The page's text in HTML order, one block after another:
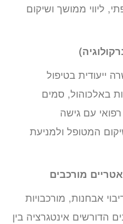
ליווי ממושך ושיקום
ייעודית בטיפול
באלכוהול, סמים
עם גישה
המטופל ולמניעת
מורכבים
אבחנות, מורכבויות
הדורשים אינטגרציה בין